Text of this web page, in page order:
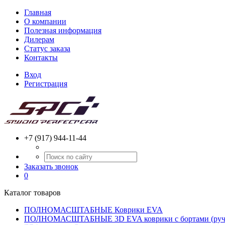
Главная
О компании
Полезная информация
Дилерам
Статус заказа
Контакты
Вход
Регистрация
+7 (917) 944-11-44
Заказать звонок
0
Каталог товаров
ПОЛНОМАСШТАБНЫЕ Коврики EVA
ПОЛНОМАСШТАБНЫЕ 3D EVA коврики с бортами